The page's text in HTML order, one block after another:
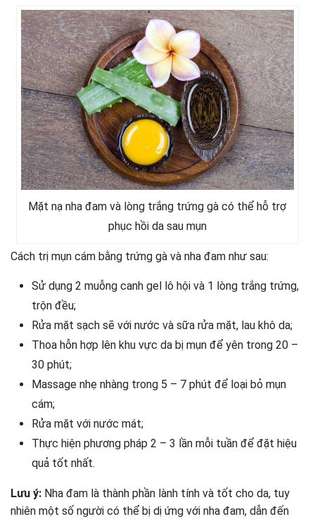
Mặt nạ nha đam và lòng trắng trứng gà có thể hỗ trợ
phục hồi da sau mụn
Cách trị mụn cám bằng trứng gà và nha đam như sau:
Sử dụng 2 muỗng canh gel lô hội và 1 lòng trắng trứng,
trộn đều;
Rửa mặt sạch sẽ với nước và sữa rửa mặt, lau khô da;
Thoa hỗn hợp lên khu vực da bị mụn để yên trong 20 –
30 phút;
Massage nhẹ nhàng trong 5 – 7 phút để loại bỏ mụn
cám;
Rửa mặt với nước mát;
Thực hiện phương pháp 2 – 3 lần mỗi tuần để đặt hiệu
quả tốt nhất.
Lưu ý: Nha đam là thành phần lành tính và tốt cho da, tuy
nhiên một số người có thể bị dị ứng với nha đam, dẫn đến